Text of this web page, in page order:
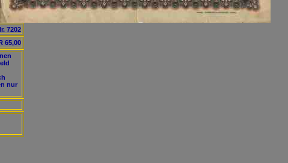
7202
65,00
nur